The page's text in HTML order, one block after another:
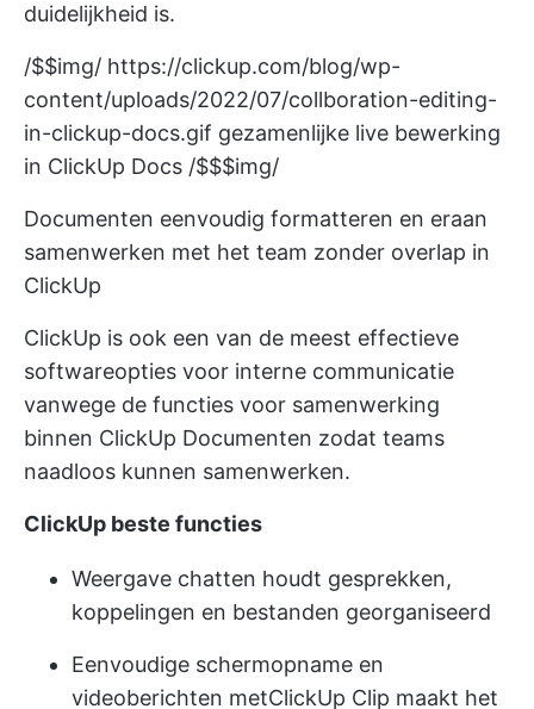
duidelijkheid is.
/$$img/ https://clickup.com/blog/wp-
content/uploads/2022/07/collboration-editing-
in-clickup-docs.gif gezamenlijke live bewerking
in ClickUp Docs /$$$img/
Documenten eenvoudig formatteren en eraan
samenwerken met het team zonder overlap in
ClickUp
ClickUp is ook een van de meest effectieve
softwareopties voor interne communicatie
vanwege de functies voor samenwerking
binnen ClickUp Documenten zodat teams
naadloos kunnen samenwerken.
ClickUp beste functies
Weergave chatten houdt gesprekken,
koppelingen en bestanden georganiseerd
Eenvoudige schermopname en
videoberichten metClickUp Clip maakt het